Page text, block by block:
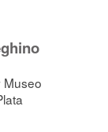
Museo